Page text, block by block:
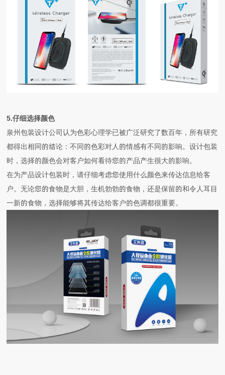
5.仔细选择颜色
泉州包装设计公司认为色彩心理学已被广泛研究了数百年，所有研究
都得出相同的结论：不同的色彩对人的情感有不同的影响。设计包装
时，选择的颜色会对客户如何看待您的产品产生很大的影响。
在为产品设计包装时，请仔细考虑您使用什么颜色来传达信息给客
户。无论您的食物是大胆，生机勃勃的食物，还是保留的和令人耳目
一新的食物，选择能够将其传达给客户的色调都很重要。